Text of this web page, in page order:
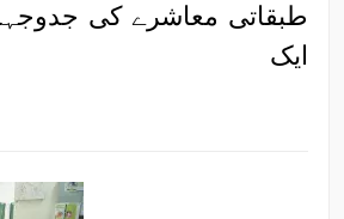
طبقاتی معاشرے کی
ایک